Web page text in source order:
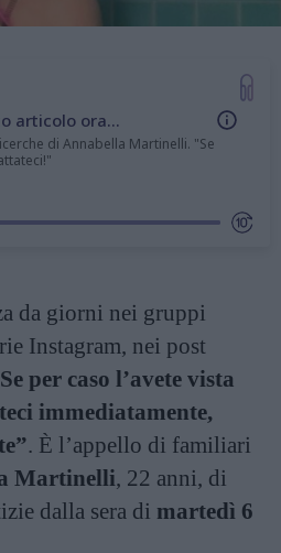
articolo ora...
di Annabella Martinelli. "Se
da giorni nei gruppi
Instagram, nei post
per caso l’avete vista
immediatamente,
. È l’appello di familiari
Martinelli, 22 anni, di
dalla sera di martedì 6